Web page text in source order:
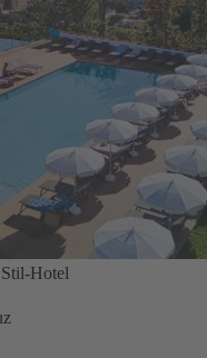
Hotel